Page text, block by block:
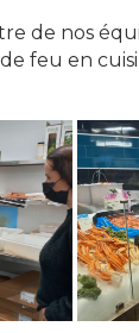
de nos
feu en